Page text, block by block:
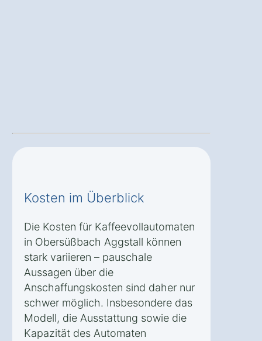
Kosten im Überblick
Die Kosten für Kaffeevollautomaten
in Obersüßbach Aggstall können
stark variieren – pauschale
Aussagen über die
Anschaffungskosten sind daher nur
schwer möglich. Insbesondere das
Modell, die Ausstattung sowie die
Kapazität des Automaten